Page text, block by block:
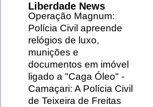
Liberdade News
Operação Magnum:
Polícia Civil apreende
relógios de luxo,
munições e
documentos em imóvel
ligado a "Caga Óleo" -
Camaçari: A Polícia Civil
de Teixeira de Freitas